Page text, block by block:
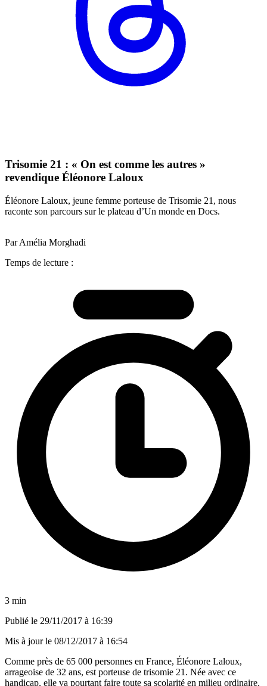
Trisomie 21 : « On est comme les autres »
revendique Éléonore Laloux
Éléonore Laloux, jeune femme porteuse de Trisomie 21, nous
raconte son parcours sur le plateau d’Un monde en Docs.
Par Amélia Morghadi
Temps de lecture :
3 min
Publié le 29/11/2017 à 16:39
Mis à jour le 08/12/2017 à 16:54
Comme près de 65 000 personnes en France, Éléonore Laloux,
arrageoise de 32 ans, est porteuse de trisomie 21. Née avec ce
handicap, elle va pourtant faire toute sa scolarité en milieu ordinaire,